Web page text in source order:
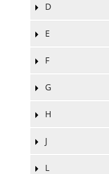
D
E
F
G
H
J
L